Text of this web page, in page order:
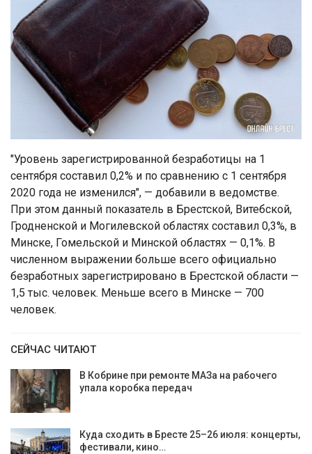
"Уровень зарегистрированной безработицы на 1
сентября составил 0,2% и по сравнению с 1 сентября
2020 года не изменился", — добавили в ведомстве.
При этом данный показатель в Брестской, Витебской,
Гродненской и Могилевской областях составил 0,3%, в
Минске, Гомельской и Минской областях — 0,1%. В
численном выражении больше всего официально
безработных зарегистрировано в Брестской области —
1,5 тыс. человек. Меньше всего в Минске — 700
человек.
СЕЙЧАС ЧИТАЮТ
В Кобрине при ремонте МАЗа на рабочего
упала коробка передач
Куда сходить в Бресте 25–26 июля: концерты,
фестивали, кино…